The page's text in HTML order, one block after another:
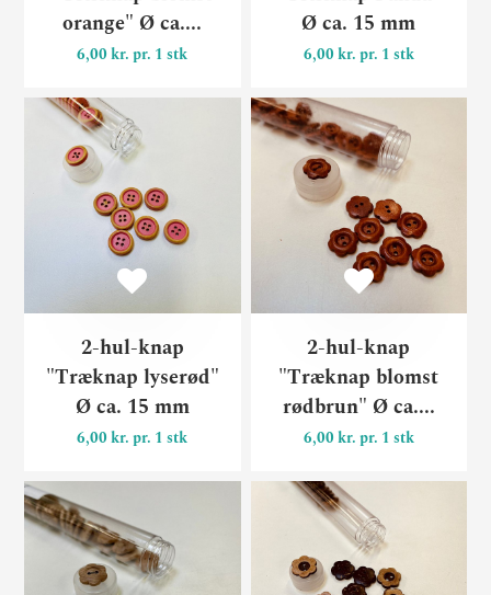
orange" Ø ca....
6,00 kr. pr. 1 stk
Ø ca. 15 mm
6,00 kr. pr. 1 stk
2-hul-knap
"Træknap lyserød"
Ø ca. 15 mm
6,00 kr. pr. 1 stk
2-hul-knap "Træknap
2-hul-knap
"Træknap blomst
rødbrun" Ø ca....
6,00 kr. pr. 1 stk
2-hul-knap "Træknap